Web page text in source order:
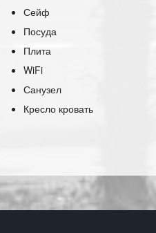
Сейф
Посуда
Плита
WiFi
Санузел
Кресло кровать